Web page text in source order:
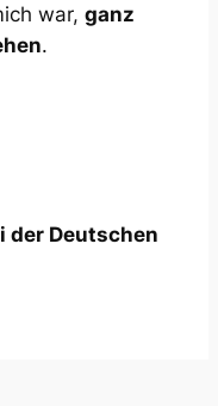
war, ganz
.
der Deutschen